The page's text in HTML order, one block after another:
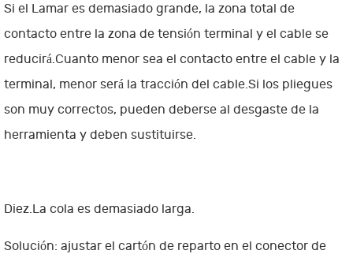
Si el Lamar es demasiado grande, la zona total de
contacto entre la zona de tensión terminal y el cable se
reducirá.Cuanto menor sea el contacto entre el cable y la
terminal, menor será la tracción del cable.Si los pliegues
son muy correctos, pueden deberse al desgaste de la
herramienta y deben sustituirse.
Diez.La cola es demasiado larga.
Solución: ajustar el cartón de reparto en el conector de